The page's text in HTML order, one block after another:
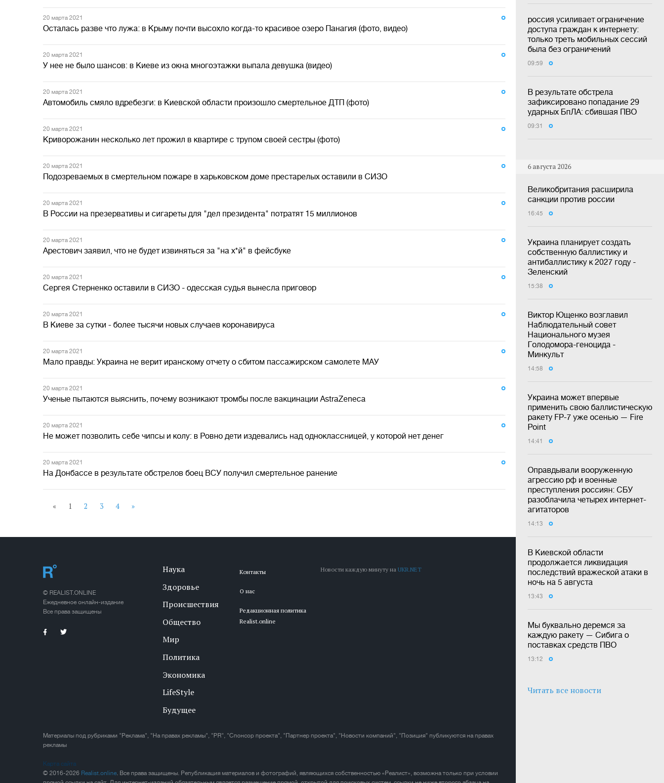
россия усиливает ограничение
доступа граждан к интернету:
только треть мобильных сессий
была без ограничений
09:59
В результате обстрела
зафиксировано попадание 29
ударных БпЛА: сбившая ПВО
09:31
6 августа 2026
Великобритания расширила
санкции против россии
16:45
Украина планирует создать
собственную баллистику и
антибаллистику к 2027 году -
Зеленский
15:38
Виктор Ющенко возглавил
Наблюдательный совет
Национального музея
Голодомора-геноцида -
Минкульт
14:58
Украина может впервые
применить свою баллистическую
ракету FP-7 уже осенью — Fire
Point
14:41
Оправдывали вооруженную
агрессию рф и военные
преступления россиян: СБУ
разоблачила четырех интернет-
агитаторов
14:13
В Киевской области
продолжается ликвидация
последствий вражеской атаки в
ночь на 5 августа
13:43
Мы буквально деремся за
каждую ракету — Сибига о
поставках средств ПВО
13:12
Читать все новости
20 марта 2021
Осталась разве что лужа: в Крыму почти высохло когда-то красивое озеро Панагия (фото, видео)
20 марта 2021
У нее не было шансов: в Киеве из окна многоэтажки выпала девушка (видео)
20 марта 2021
Автомобиль смяло вдребезги: в Киевской области произошло смертельное ДТП (фото)
20 марта 2021
Криворожанин несколько лет прожил в квартире с трупом своей сестры (фото)
20 марта 2021
Подозреваемых в смертельном пожаре в харьковском доме престарелых оставили в СИЗО
20 марта 2021
В России на презервативы и сигареты для "дел президента" потратят 15 миллионов
20 марта 2021
Арестович заявил, что не будет извиняться за "на х*й" в фейсбуке
20 марта 2021
Сергея Стерненко оставили в СИЗО - одесская судья вынесла приговор
20 марта 2021
В Киеве за сутки - более тысячи новых случаев коронавируса
20 марта 2021
Мало правды: Украина не верит иранскому отчету о сбитом пассажирском самолете МАУ
20 марта 2021
Ученые пытаются выяснить, почему возникают тромбы после вакцинации AstraZeneca
20 марта 2021
Не может позволить себе чипсы и колу: в Ровно дети издевались над одноклассницей, у которой нет денег
20 марта 2021
На Донбассе в результате обстрелов боец ВСУ получил смертельное ранение
« 1 2 3 4 »
© REALIST.ONLINE
Ежедневное онлайн-издание
Все права защищены
Наука
Здоровье
Происшествия
Общество
Мир
Политика
Экономика
LifeStyle
Будущее
Контакты
О нас
Редакционная политика
Realist.online
Новости каждую минуту наUKR.NET
Материалы под рубриками "Реклама", "На правах рекламы", "PR", "Спонсор проекта", "Партнер проекта", "Новости компаний", "Позиция" публикуются на правах
рекламы
Карта сайта
© 2016-2026 Realist.online . Все права защищены. Републикация материалов и фотографий, являющихся собственностью «Реалист», возможна только при условии